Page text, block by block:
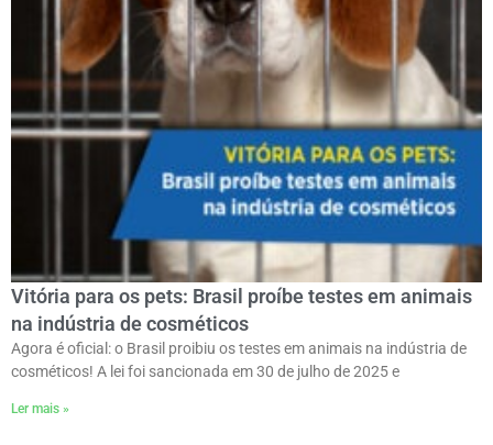
Vitória para os pets: Brasil proíbe testes em animais
na indústria de cosméticos
Agora é oficial: o Brasil proibiu os testes em animais na indústria de
cosméticos! A lei foi sancionada em 30 de julho de 2025 e
Ler mais »